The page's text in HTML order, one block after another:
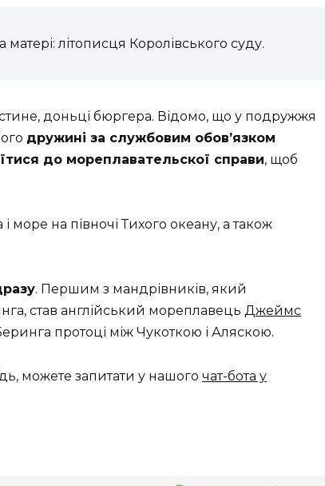
літописця Королівського суду.
доньці бюргера. Відомо, що у подружжя
дружині за службовим обов’язком
до мореплавательскої справи, щоб
море на півночі Тихого океану, а також
. Першим з мандрівників, який
став англійський мореплавець Джеймс
протоці між Чукоткою і Аляскою.
можете запитати у нашого чат-бота у